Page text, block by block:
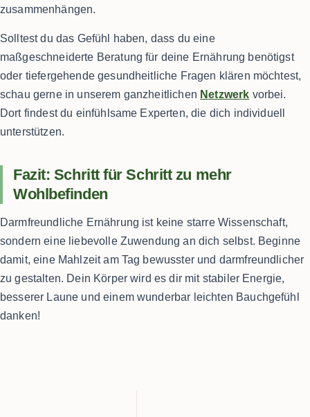
zusammenhängen.
Solltest du das Gefühl haben, dass du eine
maßgeschneiderte Beratung für deine Ernährung benötigst
oder tiefergehende gesundheitliche Fragen klären möchtest,
schau gerne in unserem ganzheitlichen Netzwerk vorbei.
Dort findest du einfühlsame Experten, die dich individuell
unterstützen.
Fazit: Schritt für Schritt zu mehr
Wohlbefinden
Darmfreundliche Ernährung ist keine starre Wissenschaft,
sondern eine liebevolle Zuwendung an dich selbst. Beginne
damit, eine Mahlzeit am Tag bewusster und darmfreundlicher
zu gestalten. Dein Körper wird es dir mit stabiler Energie,
besserer Laune und einem wunderbar leichten Bauchgefühl
danken!